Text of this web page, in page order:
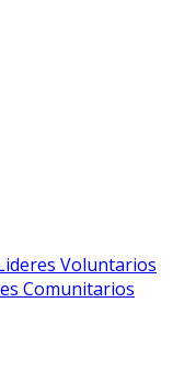
Voluntarios
Comunitarios